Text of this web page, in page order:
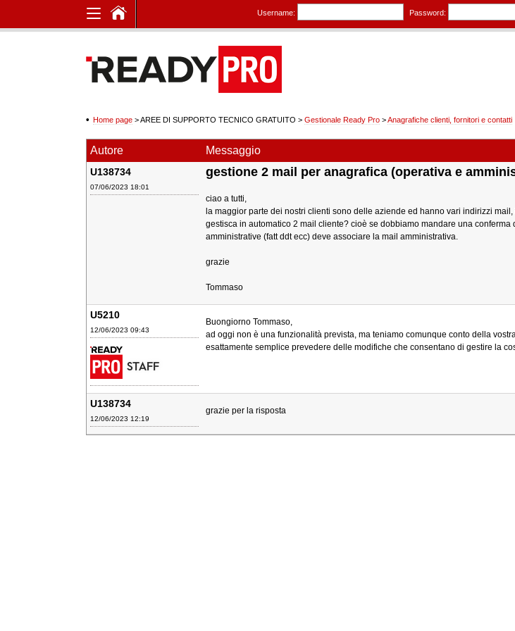
Username: Password:
Home page > AREE DI SUPPORTO TECNICO GRATUITO > Gestionale Ready Pro >Anagrafiche clienti, fornitori e contatti
Autore Messaggio
U138734
07/06/2023 18:01
gestione 2 mail per anagrafica (operativa e
ciao a tutti,
la maggior parte dei nostri clienti sono delle aziende ed hanno vari indirizzi
gestisca in automatico 2 mail cliente? cioè se dobbiamo mandare una
amministrative (fatt ddt ecc) deve associare la mail amministrativa.
grazie
Tommaso
U5210
12/06/2023 09:43
Buongiorno Tommaso,
ad oggi non è una funzionalità prevista, ma teniamo comunque conto della
esattamente semplice prevedere delle modifiche che consentano di gestire la
U138734
12/06/2023 12:19
grazie per la risposta